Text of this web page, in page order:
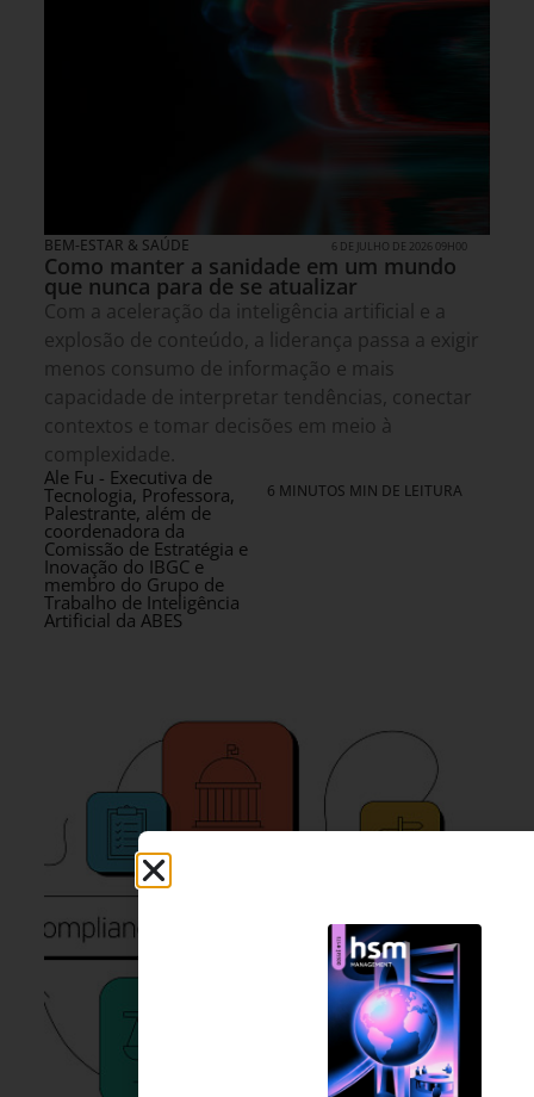
BEM-ESTAR & SAÚDE 6 DE JULHO DE 2026 09H00
Como manter a sanidade em um mundo
que nunca para de se atualizar
Com a aceleração da inteligência artificial e a
explosão de conteúdo, a liderança passa a exigir
menos consumo de informação e mais
capacidade de interpretar tendências, conectar
contextos e tomar decisões em meio à
complexidade.
Ale Fu - Executiva de
Tecnologia, Professora,
Palestrante, além de
coordenadora da
Comissão de Estratégia e
Inovação do IBGC e
membro do Grupo de
Trabalho de Inteligência
Artificial da ABES
6 MINUTOS MIN DE LEITURA